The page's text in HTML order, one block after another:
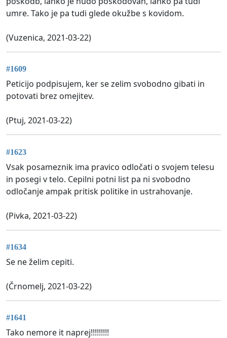
umre. Tako je pa tudi glede okužbe s kovidom.
(Vuzenica, 2021-03-22)
#1609
Peticijo podpisujem, ker se zelim svobodno gibati in
potovati brez omejitev.
(Ptuj, 2021-03-22)
#1623
Vsak posameznik ima pravico odločati o svojem telesu
in posegi v telo. Cepilni potni list pa ni svobodno
odločanje ampak pritisk politike in ustrahovanje.
(Pivka, 2021-03-22)
#1634
Se ne želim cepiti.
(Črnomelj, 2021-03-22)
#1641
Tako nemore it naprej!!!!!!!!!